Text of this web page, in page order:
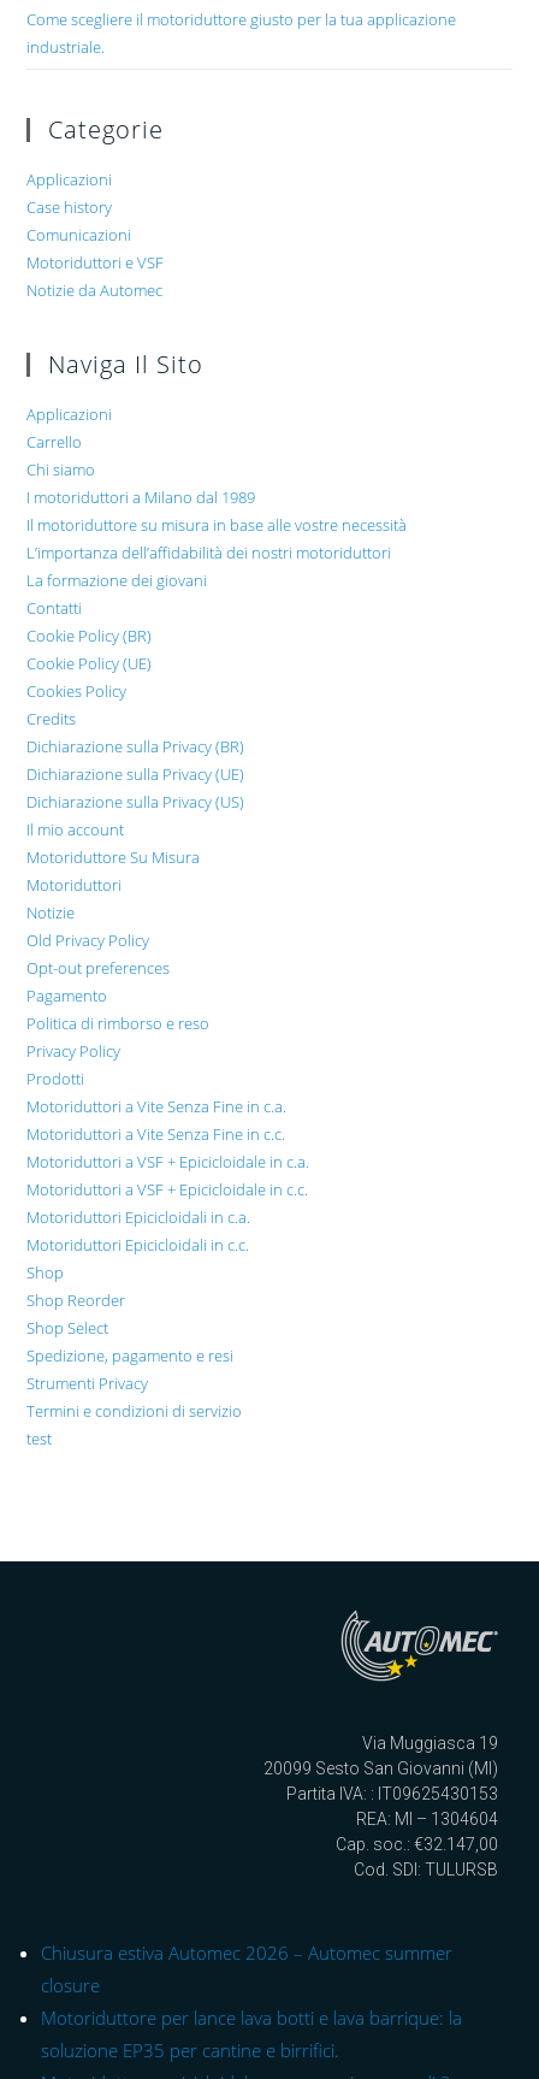
Come scegliere il motoriduttore giusto per la tua applicazione
industriale.
Categorie
Applicazioni
Case history
Comunicazioni
Motoriduttori e VSF
Notizie da Automec
Naviga Il Sito
Applicazioni
Carrello
Chi siamo
I motoriduttori a Milano dal 1989
Il motoriduttore su misura in base alle vostre necessità
L’importanza dell’affidabilità dei nostri motoriduttori
La formazione dei giovani
Contatti
Cookie Policy (BR)
Cookie Policy (UE)
Cookies Policy
Credits
Dichiarazione sulla Privacy (BR)
Dichiarazione sulla Privacy (UE)
Dichiarazione sulla Privacy (US)
Il mio account
Motoriduttore Su Misura
Motoriduttori
Notizie
Old Privacy Policy
Opt-out preferences
Pagamento
Politica di rimborso e reso
Privacy Policy
Prodotti
Motoriduttori a Vite Senza Fine in c.a.
Motoriduttori a Vite Senza Fine in c.c.
Motoriduttori a VSF + Epicicloidale in c.a.
Motoriduttori a VSF + Epicicloidale in c.c.
Motoriduttori Epicicloidali in c.a.
Motoriduttori Epicicloidali in c.c.
Shop
Shop Reorder
Shop Select
Spedizione, pagamento e resi
Strumenti Privacy
Termini e condizioni di servizio
test
Via Muggiasca 19
20099 Sesto San Giovanni (MI)
Partita IVA: : IT09625430153
REA: MI – 1304604
Cap. soc.: €32.147,00
Cod. SDI: TULURSB
Chiusura estiva Automec 2026 – Automec summer
closure
Motoriduttore per lance lava botti e lava barrique: la
soluzione EP35 per cantine e birrifici.